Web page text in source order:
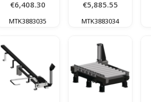
€6,408.30
MTK3883035
€5,885.55
MTK3883034